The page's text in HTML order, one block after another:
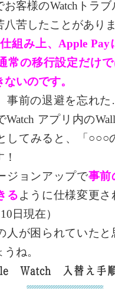
客様のWatchトラブ
苦したことがありま
組み上、Apple
常の移行設定だけ
いのです。
事前の退避を忘れ
Watch アプリ内の
してみると、「○○○
ジョンアップで事前
るように仕様変更さ
日現在）
人が困られていたと
ね。
Watch 入替え手